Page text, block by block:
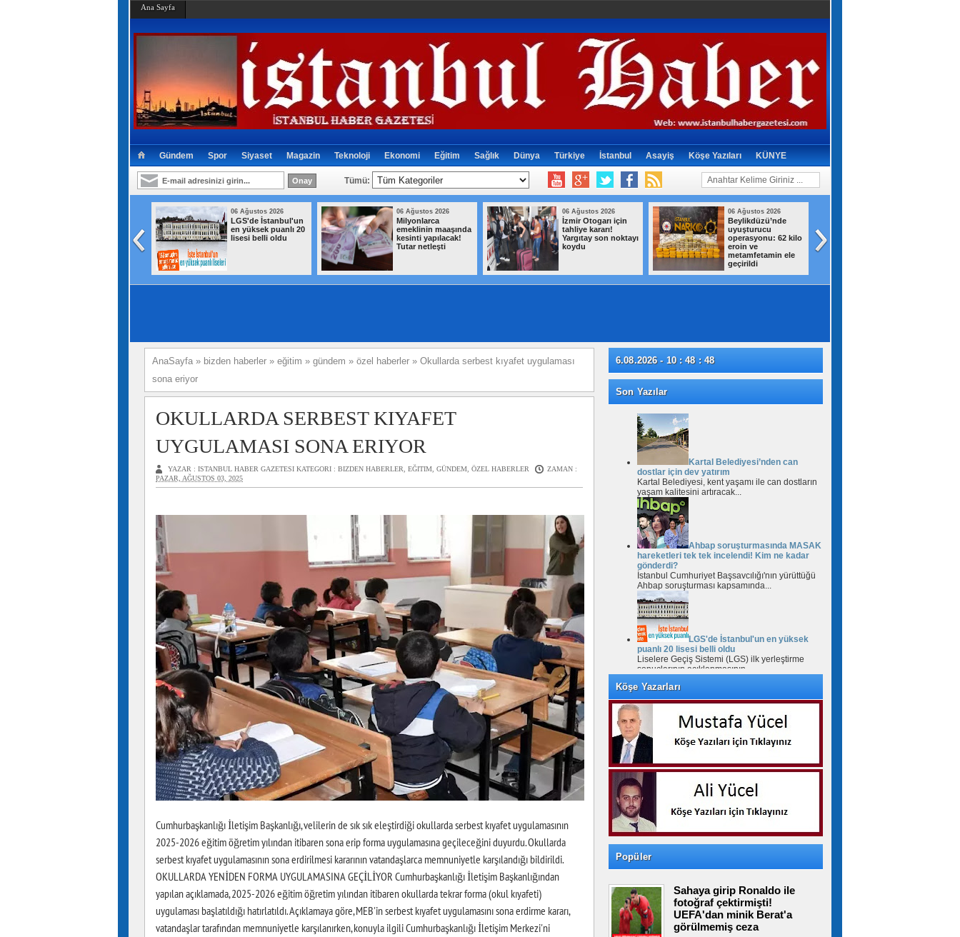
Ana Sayfa
Gündem Spor Siyaset Magazin Teknoloji Ekonomi Eğitim Sağlık Dünya Türkiye İstanbul Asayiş Köşe Yazıları KÜNYE
Tümü:
MASAK hareketleri
06 Ağustos 2026
LGS'de İstanbul'un
en yüksek puanlı 20
lisesi belli oldu
06 Ağustos 2026
Milyonlarca
emeklinin maaşında
kesinti yapılacak!
Tutar netleşti
06 Ağustos 2026
İzmir Otogarı için
tahliye kararı!
Yargıtay son noktayı
koydu
06 Ağustos 2026
Beylikdüzü’nde
uyuşturucu
operasyonu: 62 kilo
eroin ve
metamfetamin ele
geçirildi
AnaSayfa » bizden haberler » eğitim » gündem » özel haberler » Okullarda serbest kıyafet uygulaması
sona eriyor
OKULLARDA SERBEST KIYAFET
UYGULAMASI SONA ERIYOR
YAZAR : ISTANBUL HABER GAZETESI KATEGORI : BIZDEN HABERLER, EĞITIM, GÜNDEM, ÖZEL HABERLER
ZAMAN :
PAZAR, AĞUSTOS 03, 2025
Cumhurbaşkanlığı İletişim Başkanlığı, velilerin de sık sık eleştirdiği okullarda serbest kıyafet uygulamasının
2025-2026 eğitim öğretim yılından itibaren sona erip forma uygulamasına geçileceğini duyurdu. Okullarda
serbest kıyafet uygulamasının sona erdirilmesi kararının vatandaşlarca memnuniyetle karşılandığı bildirildi.
OKULLARDA YENİDEN FORMA UYGULAMASINA GEÇİLİYOR Cumhurbaşkanlığı İletişim Başkanlığından
yapılan açıklamada, 2025-2026 eğitim öğretim yılından itibaren okullarda tekrar forma (okul kıyafeti)
uygulaması başlatıldığı hatırlatıldı. Açıklamaya göre, MEB'in serbest kıyafet uygulamasını sona erdirme kararı,
vatandaşlar tarafından memnuniyetle karşılanırken, konuyla ilgili Cumhurbaşkanlığı İletişim Merkezi'ni
6.08.2026 - 10 : 48 : 49
Son Yazılar
Kartal Belediyesi’nden can
dostlar için dev yatırım
Kartal Belediyesi, kent yaşamı ile can dostların
yaşam kalitesini artıracak...
Ahbap soruşturmasında MASAK
hareketleri tek tek incelendi! Kim ne kadar
gönderdi?
İstanbul Cumhuriyet Başsavcılığı'nın yürüttüğü
Ahbap soruşturması kapsamında...
LGS'de İstanbul'un en yüksek
puanlı 20 lisesi belli oldu
Liselere Geçiş Sistemi (LGS) ilk yerleştirme
sonuçlarının açıklanmasının...
Milyonlarca emeklinin maaşında
kesinti yapılacak! Tutar netleşti
Sosyal Güvenlik Kurumu'nun yılbaşından bu
İzmir Otogarı için tahliye kararı!
Yargıtay son noktayı koydu
İzmir Büyükşehir Belediyesi ile İZOTAŞ
arasında İzmir Otogarı'nın işletmesine...
Beylikdüzü’nde uyuşturucu
operasyonu: 62 kilo eroin ve metamfetamin
ele geçirildi
İstanbul’un Beylikdüzü ilçesinde iki ev ve bir
araca polis ekiplerince...
Köşe Yazarları
Popüler
Sahaya girip Ronaldo ile
fotoğraf çektirmişti!
UEFA'dan minik Berat'a
görülmemiş ceza